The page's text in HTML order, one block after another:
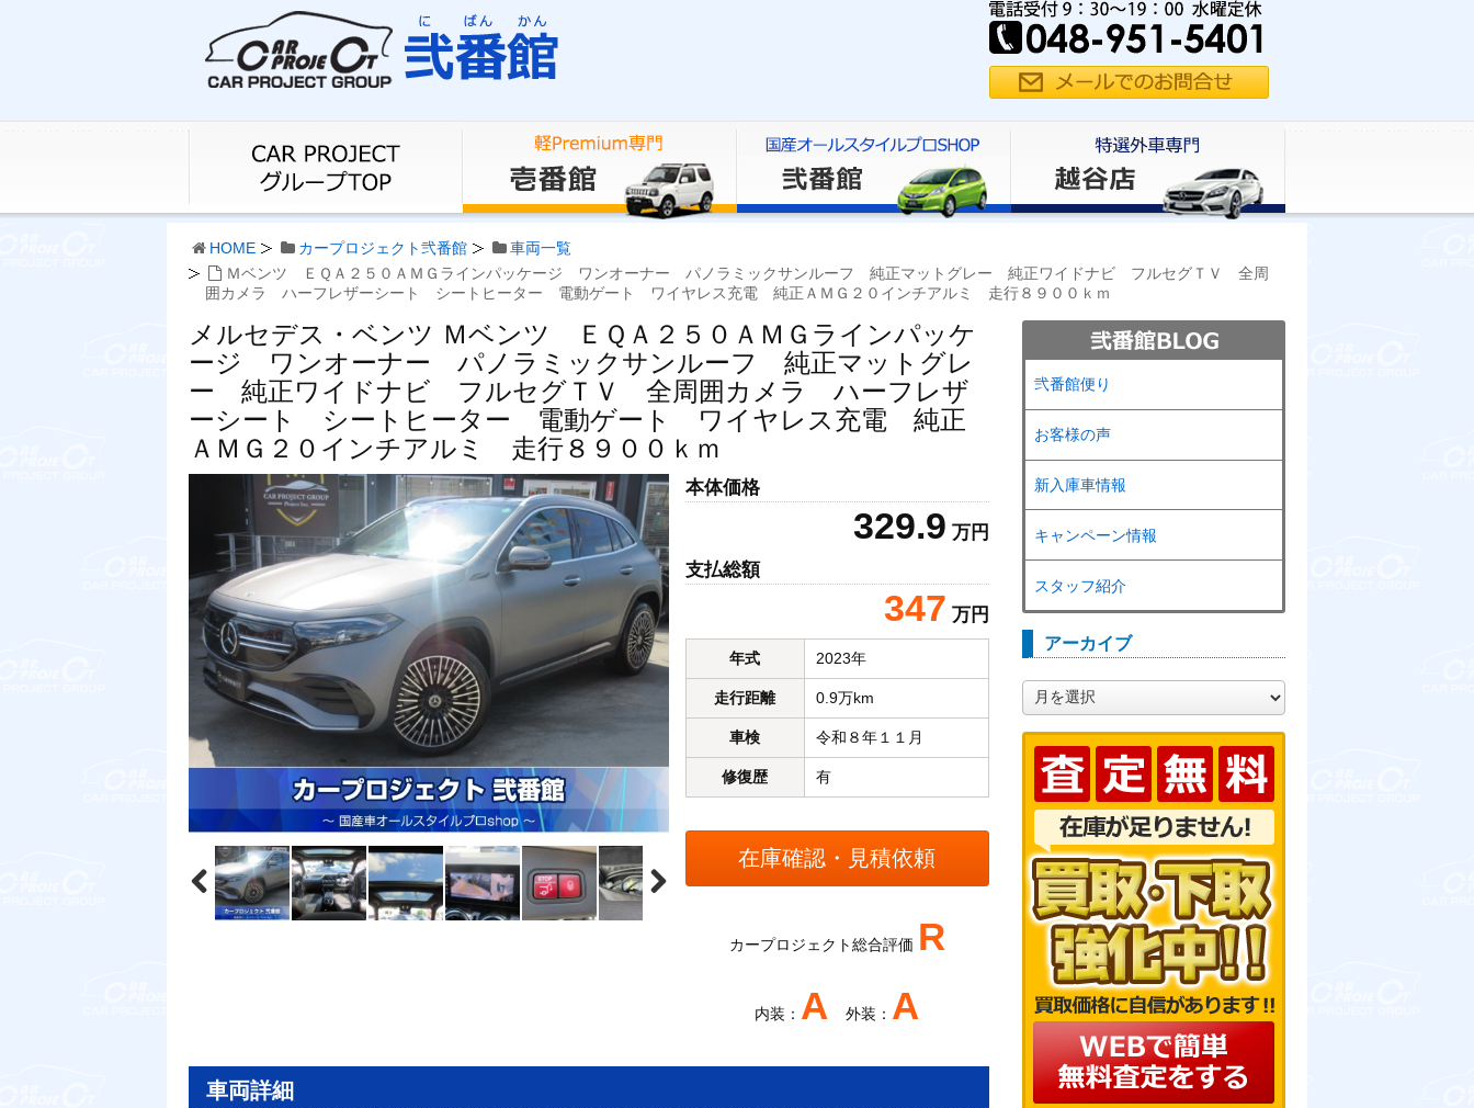
HOME カープロジェクト弐番館
車両一覧
Ｍベンツ ＥＱＡ２５０ＡＭＧラインパッケージ ワンオーナー パノラミックサンルーフ 純正マットグレー 純正ワイドナビ フルセグＴＶ 全周
囲カメラ ハーフレザーシート シートヒーター 電動ゲート ワイヤレス充電 純正ＡＭＧ２０インチアルミ 走行８９００ｋｍ
メルセデス・ベンツ Ｍベンツ ＥＱＡ２５０ＡＭＧラインパッケ
ージ ワンオーナー パノラミックサンルーフ 純正マットグレ
ー 純正ワイドナビ フルセグＴＶ 全周囲カメラ ハーフレザ
ーシート シートヒーター 電動ゲート ワイヤレス充電 純正
ＡＭＧ２０インチアルミ 走行８９００ｋｍ
本体価格
329.9 万円
支払総額
347 万円
年式 2023年
走行距離 0.9万km
車検 令和８年１１月
修復歴 有
カープロジェクト総合評価 R
内装： A 外装： A
車両詳細
弐番館便り
お客様の声
新入庫車情報
キャンペーン情報
スタッフ紹介
アーカイブ
ー
カ